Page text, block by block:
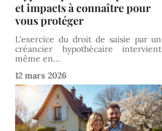
et impacts à connaître pour
vous protéger
L'exercice du droit de saisie par un
créancier hypothécaire intervient
même en…
12 mars 2026